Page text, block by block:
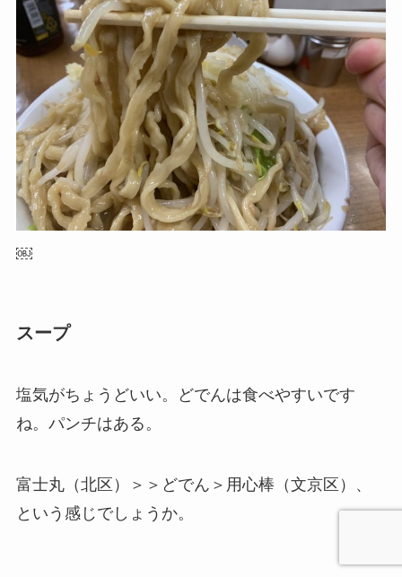
￼
スープ
塩気がちょうどいい。どでんは食べやすいです
ね。パンチはある。
富士丸（北区）＞＞どでん＞用心棒（文京区）、
という感じでしょうか。